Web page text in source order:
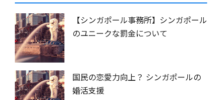
【シンガポール事務所】シンガポール
のユニークな罰金について
国民の恋愛力向上？ シンガポールの
婚活支援